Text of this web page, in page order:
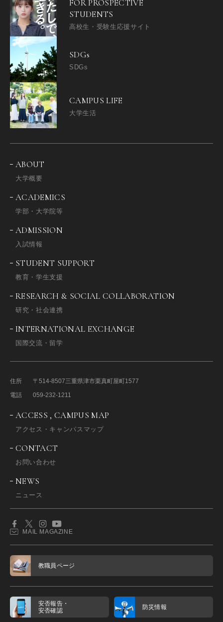
FOR PROSPECTIVE
STUDENTS
高校生・受験生応援サイト
SDGs
SDGs
CAMPUS LIFE
大学生活
ABOUT
大学概要
ACADEMICS
学部・大学院等
ADMISSION
入試情報
STUDENT SUPPORT
教育・学生支援
RESEARCH & SOCIAL COLLABORATION
研究・社会連携
INTERNATIONAL EXCHANGE
国際交流・留学
住所 〒514-8507三重県津市栗真町屋町1577
電話
059-232-1211
ACCESS , CAMPUS MAP
アクセス・キャンパスマップ
CONTACT
お問い合わせ
NEWS
ニュース
MAIL MAGAZINE
教職員ページ
安否報告・
安否確認
防災情報